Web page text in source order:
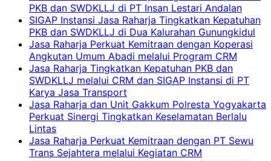
PKB dan SWDKLLJ di PT Insan Lestari Andalan
SIGAP Instansi Jasa Raharja Tingkatkan Kepatuhan
PKB dan SWDKLLJ di Dua Kalurahan Gunungkidul
Jasa Raharja Perkuat Kemitraan dengan Koperasi
Angkutan Umum Abadi melalui Program CRM
Jasa Raharja Tingkatkan Kepatuhan PKB dan
SWDKLLJ melalui CRM dan SIGAP Instansi di PT
Karya Jasa Transport
Jasa Raharja dan Unit Gakkum Polresta Yogyakarta
Perkuat Sinergi Tingkatkan Keselamatan Berlalu
Lintas
Jasa Raharja Perkuat Kemitraan dengan PT Sewu
Trans Sejahtera melalui Kegiatan CRM